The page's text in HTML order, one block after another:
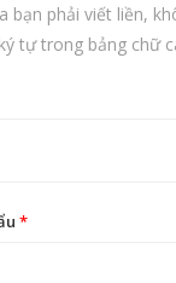
bạn phải viết liền,
tự trong bảng chữ
*